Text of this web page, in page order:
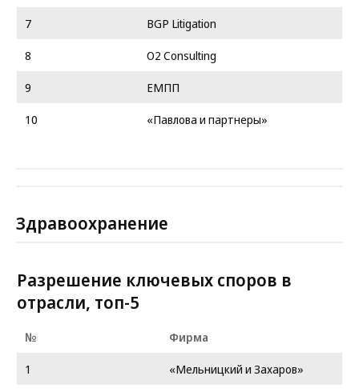
7
BGP Litigation
8
O2 Consulting
9
ЕМПП
10
«Павлова и партнеры»
Здравоохранение
Разрешение ключевых споров в
отрасли, топ-5
№
Фирма
1
«Мельницкий и Захаров»